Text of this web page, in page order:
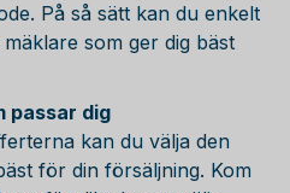
På så sätt kan du enkelt
som ger dig bäst
passar dig
kan du välja den
för din försäljning. Kom